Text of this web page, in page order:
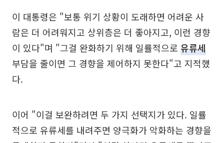
이 대통령은 "보통 위기 상황이 도래하면 어려운 사
람은 더 어려워지고 상위층은 더 좋아지고, 이런 경향
이 있다"며 "그걸 완화하기 위해 일률적으로 유류세
부담을 줄이면 그 경향을 제어하지 못한다"고 지적했
다.
이어 "이걸 보완하려면 두 가지 선택지가 있다. 일률
적으로 유류세를 내려주면 양극화가 악화하는 경향을